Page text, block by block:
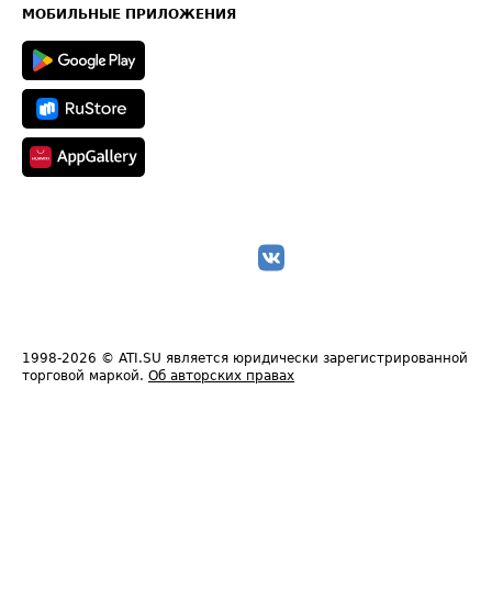
Техническая информация
МОБИЛЬНЫЕ ПРИЛОЖЕНИЯ
1998-2026 © ATI.SU является юридически зарегистрированной
торговой маркой. Об авторских правах